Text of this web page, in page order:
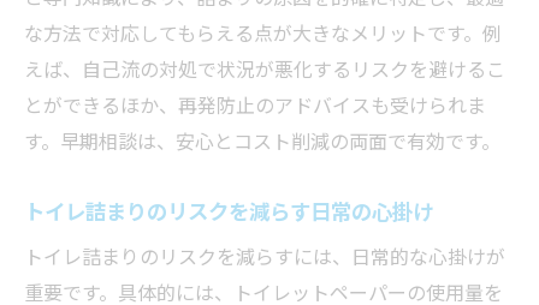
な方法で対応してもらえる点が大きなメリットです。例
えば、自己流の対処で状況が悪化するリスクを避けるこ
とができるほか、再発防止のアドバイスも受けられま
す。早期相談は、安心とコスト削減の両面で有効です。
トイレ詰まりのリスクを減らす日常の心掛け
トイレ詰まりのリスクを減らすには、日常的な心掛けが
重要です。具体的には、トイレットペーパーの使用量を